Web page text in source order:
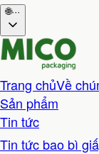
🌐···
Trang chủVề
Sản phẩm
Tin tức
Tin tức bao bì